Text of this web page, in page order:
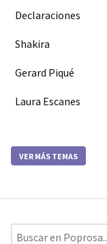
Declaraciones
Shakira
Gerard Piqué
Laura Escanes
VER MÁS TEMAS